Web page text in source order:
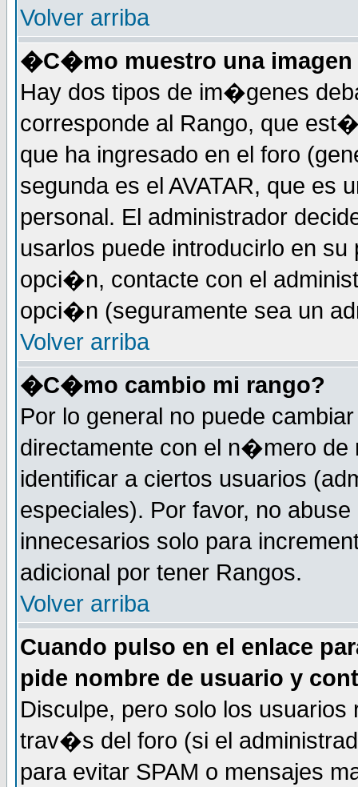
Volver arriba
�C�mo muestro una imagen
Hay dos tipos de im�genes
corresponde al Rango, que
que ha ingresado en el foro
segunda es el AVATAR, que
personal. El administrador
usarlos puede introducirlo en
opci�n, contacte con el
opci�n (seguramente sea un
Volver arriba
�C�mo cambio mi rango?
Por lo general no puede
directamente con el n�mero de
identificar a ciertos usuarios
especiales). Por favor, no
innecesarios solo para
adicional por tener Rangos.
Volver arriba
Cuando pulso en el enlace
pide nombre de usuario y
Disculpe, pero solo los
trav�s del foro (si el
para evitar SPAM o mensajes